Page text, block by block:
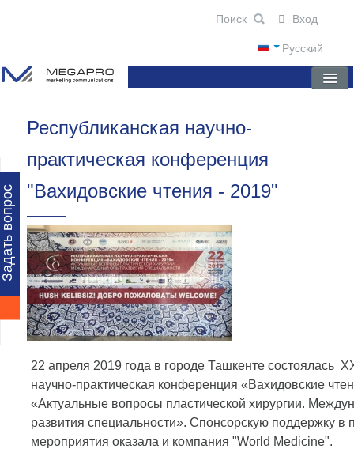
вопрос
Русский
Вход
ГЛАВНАЯ
О КОМПАНИИ
НОВОСТИ
ПРЕПАРАТЫ
НАУЧНЫЕ ПУБЛИКАЦИИ
ПАРТНЕРЫ
Республиканская научно-
практическая конференция
"Вахидовские чтения - 2019"
22 апреля 2019 года в городе Ташкенте состоялась
научно-практическая конференция «Вахидовские
«Актуальные вопросы пластической хирургии.
развития специальности». Спонсорскую поддержку в
мероприятия оказала и компания "World Medicine".